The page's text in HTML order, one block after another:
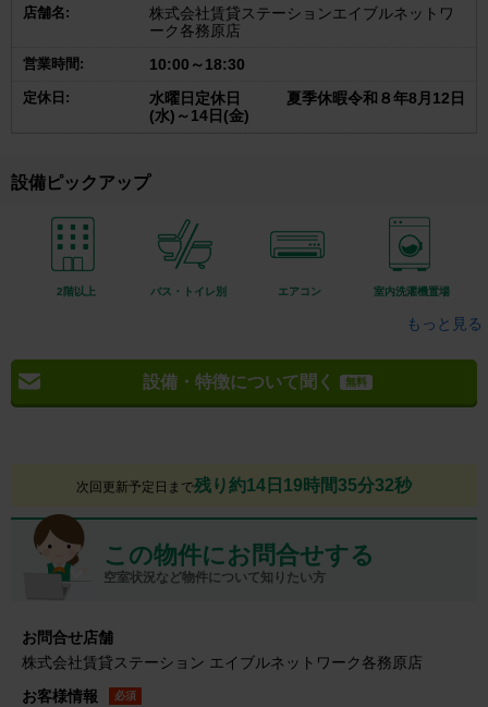
店舗名:
株式会社賃貸ステーションエイブルネットワ
ーク各務原店
営業時間: 10:00～18:30
定休日:
水曜日定休日 夏季休暇令和８年8月12日
(水)～14日(金)
設備ピックアップ
2階以上 バス・トイレ別 エアコン 室内洗濯機置場
もっと見る
設備・特徴について聞く 無料
次回更新予定日まで残り約14日19時間35分31秒
この物件にお問合せする
空室状況など物件について知りたい方
お問合せ店舗
株式会社賃貸ステーション エイブルネットワーク各務原店
お客様情報
必須